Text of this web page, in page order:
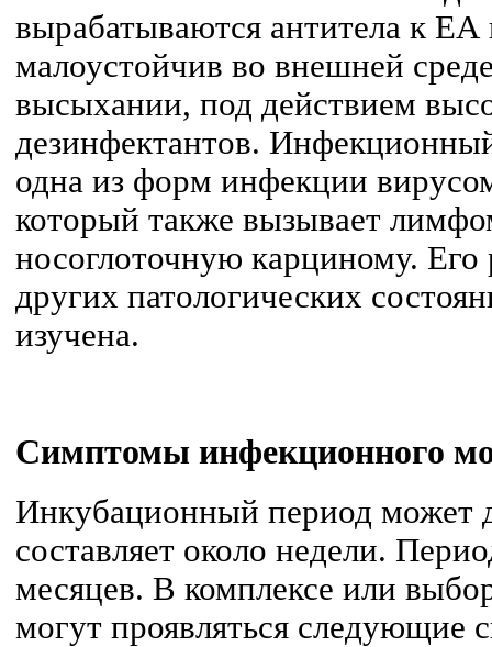
вырабатываются антитела к
малоустойчив во внешней
высыхании, под действием
дезинфектантов.
одна из форм инфекции
который также вызывает
носоглоточную карциному. Его
других патологических
изучена.
Симптомы инфекционного
Инкубационный период может
составляет около недели.
месяцев. В комплексе или
могут проявляться следующие